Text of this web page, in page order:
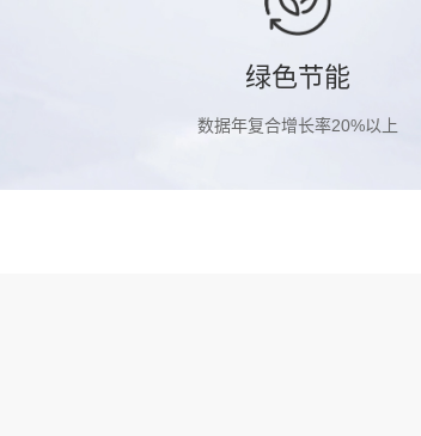
绿色节能
数据年复合增长率20%以上